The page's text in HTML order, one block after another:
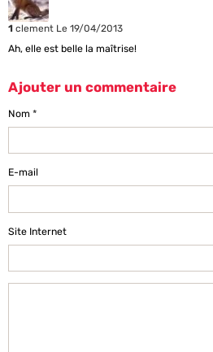
1 clement Le 19/04/2013
Ah, elle est belle la maîtrise!
Ajouter un commentaire
Nom
E-mail
Site Internet